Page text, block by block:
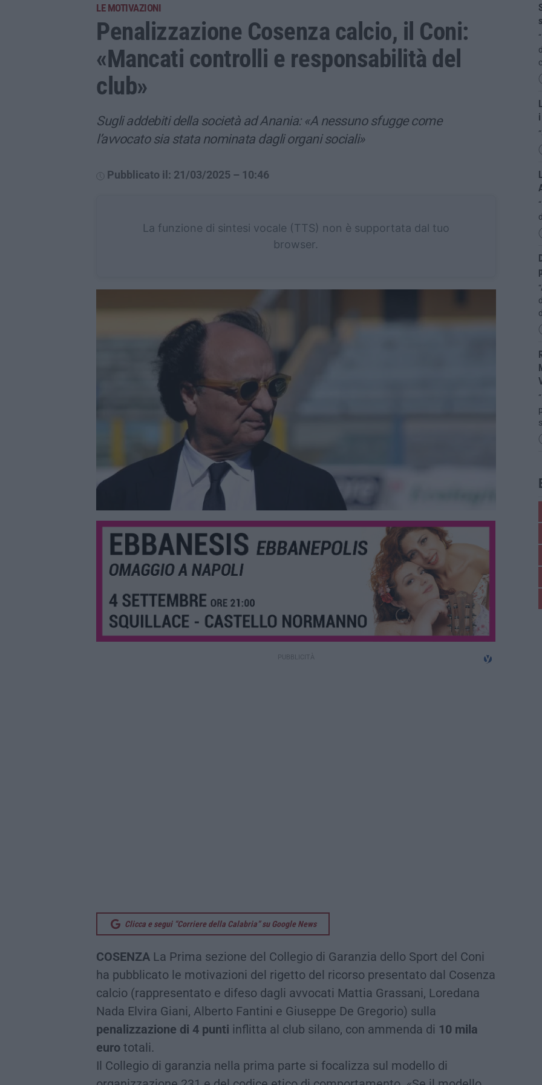
LE MOTIVAZIONI
Penalizzazione Cosenza calcio, il Coni:
«Mancati controlli e responsabilità del
club»
Sugli addebiti della società ad Anania: «A nessuno sfugge come
l’avvocato sia stata nominata dagli organi sociali»
Pubblicato il: 21/03/2025 – 10:46
La funzione di sintesi vocale (TTS) non è supportata dal tuo
browser.
Clicca e segui “Corriere della Calabria” su Google News
COSENZA La Prima sezione del Collegio di Garanzia dello Sport del Coni
ha pubblicato le motivazioni del rigetto del ricorso presentato dal Cosenza
calcio (rappresentato e difeso dagli avvocati Mattia Grassani, Loredana
Nada Elvira Giani, Alberto Fantini e Giuseppe De Gregorio) sulla
penalizzazione di 4 punti inflitta al club silano, con ammenda di 10 mila
euro totali.
Il Collegio di garanzia nella prima parte si focalizza sul modello di